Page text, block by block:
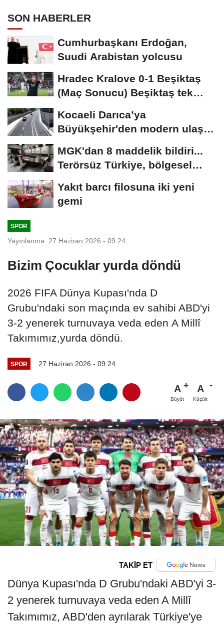
SON HABERLER
Cumhurbaşkanı Erdoğan,
Suudi Arabistan yolcusu
Hradec Kralove 0-1 Beşiktaş
(Maç Sonucu) Beşiktaş tek
Kocaeli Darıca’ya
Büyükşehir'den modern ulaşım
MGK'dan 8 maddelik bildiri...
Terörsüz Türkiye, bölgesel
Yakıt barcı filosuna iki yeni
gemi
SPOR
Yayınlanma: 27 Haziran 2026 - 09:24
Bizim Çocuklar yurda döndü
2026 FIFA Dünya Kupası'nda D
Grubu'ndaki son maçında ev sahibi ABD'yi
3-2 yenerek turnuvaya veda eden A Millî
Takımımız,yurda döndü.
SPOR 27 Haziran 2026 - 09:24
A
Büyüt
A
Küçült
TAKİP ET
Dünya Kupası'nda D Grubu'ndaki ABD'yi 3-
2 yenerek turnuvaya veda eden A Millî
Takımımız, ABD'den ayrılarak Türkiye'ye